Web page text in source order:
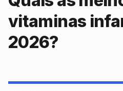
vitaminas
2026?